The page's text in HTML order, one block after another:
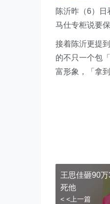
陈沂昨（6）
马仕专柜说要
接着陈沂更提
的不只一个包
富形象，「拿
王思佳砸90
死他
< <上一篇